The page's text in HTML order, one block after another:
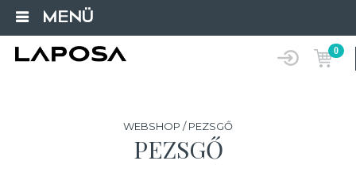
MENÜ
0
WEBSHOP / PEZSGŐ
PEZSGŐ